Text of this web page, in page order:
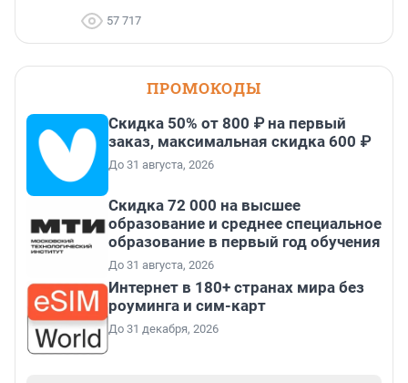
57 717
ПРОМОКОДЫ
Скидка 50% от 800 ₽ на первый
заказ, максимальная скидка 600 ₽
До 31 августа, 2026
Скидка 72 000 на высшее
образование и среднее специальное
образование в первый год обучения
До 31 августа, 2026
Интернет в 180+ странах мира без
роуминга и сим-карт
До 31 декабря, 2026